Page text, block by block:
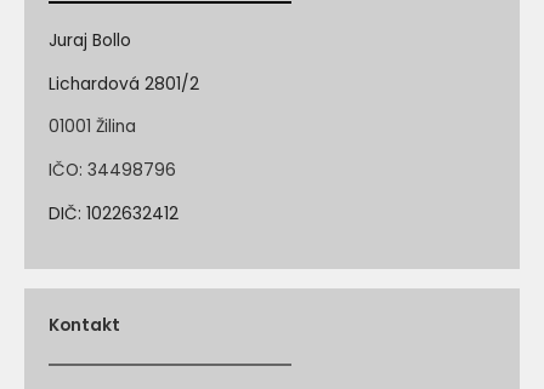
Juraj Bollo
Lichardová 2801/2
01001 Žilina
IČO: 34498796
DIČ: 1022632412
Kontakt